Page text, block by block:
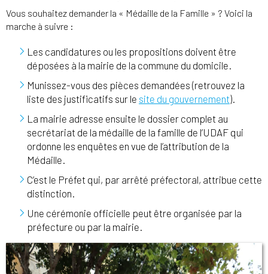
Vous souhaitez demander la « Médaille de la Famille » ? Voici la
marche à suivre :
Les candidatures ou les propositions doivent être
déposées à la mairie de la commune du domicile.
Munissez-vous des pièces demandées (retrouvez la
liste des justificatifs sur le site du gouvernement).
La mairie adresse ensuite le dossier complet au
secrétariat de la médaille de la famille de l’UDAF qui
ordonne les enquêtes en vue de l’attribution de la
Médaille.
C’est le Préfet qui, par arrêté préfectoral, attribue cette
distinction.
Une cérémonie officielle peut être organisée par la
préfecture ou par la mairie.